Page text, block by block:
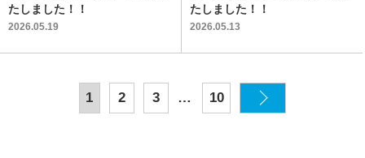
たしました！！
2026.05.19
たしました！！
2026.05.13
1 2 3 … 10